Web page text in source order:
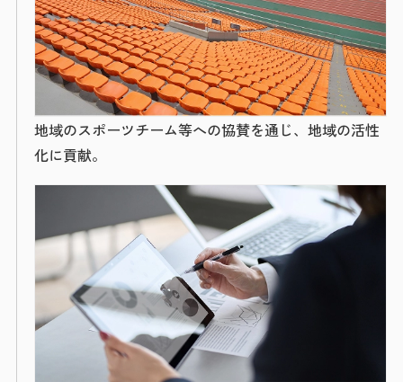
地域のスポーツチーム等への協賛を通じ、地域の活性
化に貢献。